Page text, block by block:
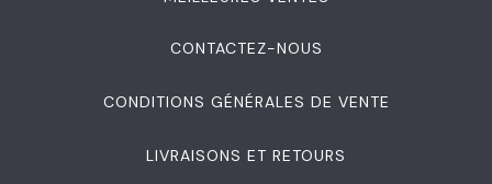
CONTACTEZ-NOUS
CONDITIONS GÉNÉRALES DE VENTE
LIVRAISONS ET RETOURS